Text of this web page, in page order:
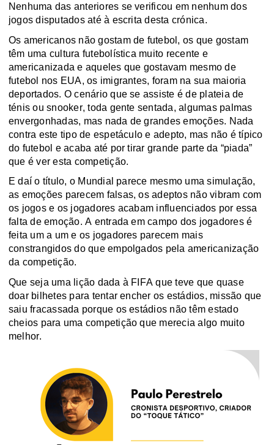
Nenhuma das anteriores se verificou em nenhum dos
jogos disputados até à escrita desta crónica.
Os americanos não gostam de futebol, os que gostam
têm uma cultura futebolística muito recente e
americanizada e aqueles que gostavam mesmo de
futebol nos EUA, os imigrantes, foram na sua maioria
deportados. O cenário que se assiste é de plateia de
ténis ousnooker, toda gente sentada, algumas palmas
envergonhadas, mas nada de grandes emoções. Nada
contra este tipo de espetáculo e adepto, mas não é típico
do futebol e acaba até por tirar grande parte da “piada”
que é ver esta competição.
E daí o título, o Mundial parece mesmo uma simulação,
as emoções parecem falsas, os adeptos não vibram com
os jogos e os jogadores acabam influenciados por essa
falta de emoção. A entrada em campo dos jogadores é
feita um a um e os jogadores parecem mais
constrangidos do que empolgados pela americanização
da competição.
Que seja uma lição dada à FIFA que teve que quase
doar bilhetes para tentar encher os estádios, missão que
saiu fracassada porque os estádios não têm estado
cheios para uma competição que merecia algo muito
melhor.